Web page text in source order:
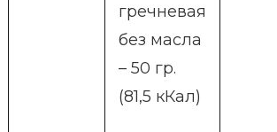
гречневая
без масла
– 50 гр.
(81,5 кКал)